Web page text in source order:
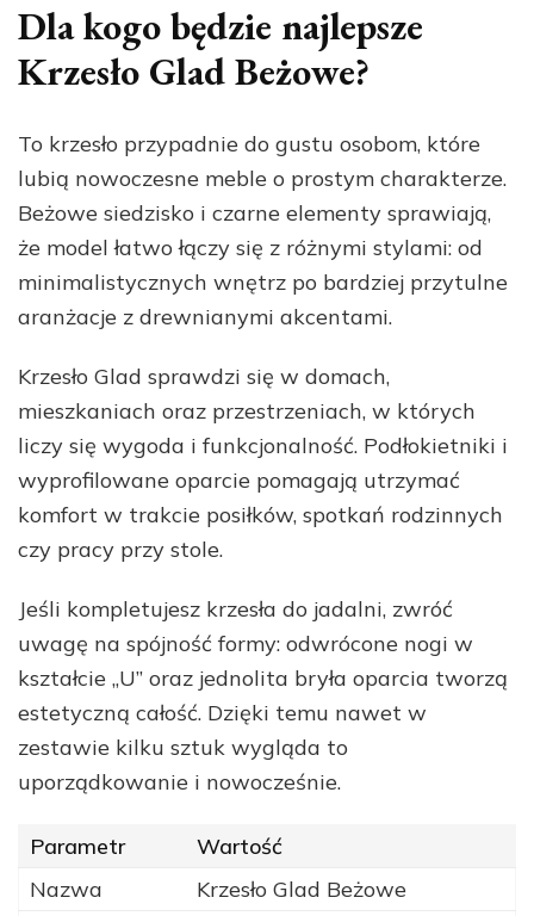
Dla kogo będzie najlepsze
Krzesło Glad Beżowe?
To krzesło przypadnie do gustu osobom, które
lubią nowoczesne meble o prostym charakterze.
Beżowe siedzisko i czarne elementy sprawiają,
że model łatwo łączy się z różnymi stylami: od
minimalistycznych wnętrz po bardziej przytulne
aranżacje z drewnianymi akcentami.
Krzesło Glad sprawdzi się w domach,
mieszkaniach oraz przestrzeniach, w których
liczy się wygoda i funkcjonalność. Podłokietniki i
wyprofilowane oparcie pomagają utrzymać
komfort w trakcie posiłków, spotkań rodzinnych
czy pracy przy stole.
Jeśli kompletujesz krzesła do jadalni, zwróć
uwagę na spójność formy: odwrócone nogi w
kształcie „U” oraz jednolita bryła oparcia tworzą
estetyczną całość. Dzięki temu nawet w
zestawie kilku sztuk wygląda to
uporządkowanie i nowocześnie.
Parametr
Wartość
Nazwa
Krzesło Glad Beżowe